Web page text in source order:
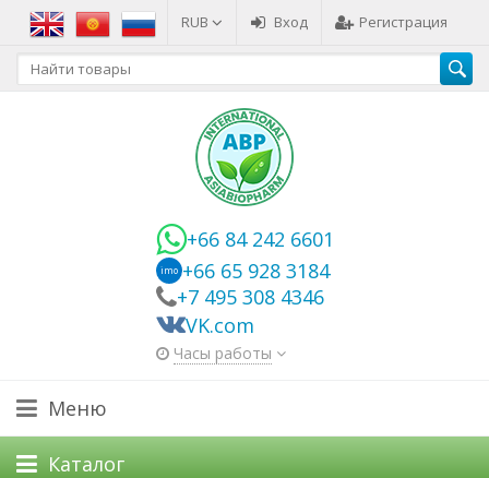
RUB Вход Регистрация
+66 84 242 6601
imo +66 65 928 3184
+7 495 308 4346
VK.com
Часы работы
Меню
Каталог